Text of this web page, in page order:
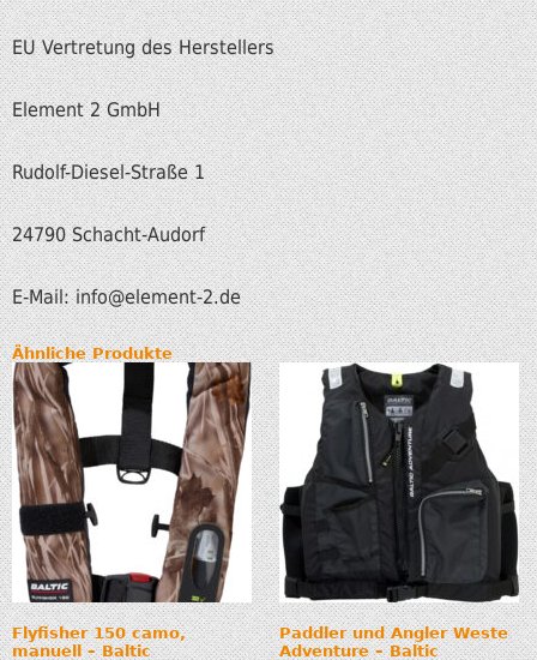
EU Vertretung des Herstellers
Element 2 GmbH
Rudolf-Diesel-Straße 1
24790 Schacht-Audorf
E-Mail: info@element-2.de
Ähnliche Produkte
Flyfisher 150 camo,
manuell – Baltic
Paddler und Angler Weste
Adventure – Baltic